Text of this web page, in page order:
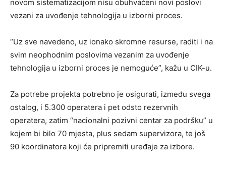
novom sistematizacijom nisu obuhvaćeni novi poslovi
vezani za uvođenje tehnologija u izborni proces.
“Uz sve navedeno, uz ionako skromne resurse, raditi i na
svim neophodnim poslovima vezanim za uvođenje
tehnologija u izborni proces je nemoguće”, kažu u CIK-u.
Za potrebe projekta potrebno je osigurati, između svega
ostalog, i 5.300 operatera i pet odsto rezervnih
operatera, zatim “nacionalni pozivni centar za podršku” u
kojem bi bilo 70 mjesta, plus sedam supervizora, te još
90 koordinatora koji će pripremiti uređaje za izbore.